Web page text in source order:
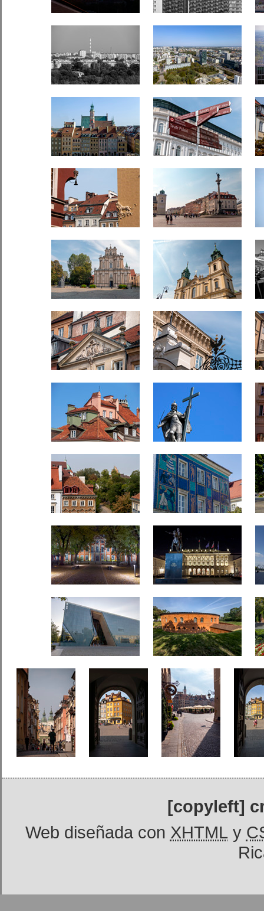
[copyleft]
Web diseñada con XHTMLy